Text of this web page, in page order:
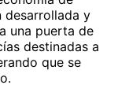
desarrollada y
una puerta de
destinadas a
que se